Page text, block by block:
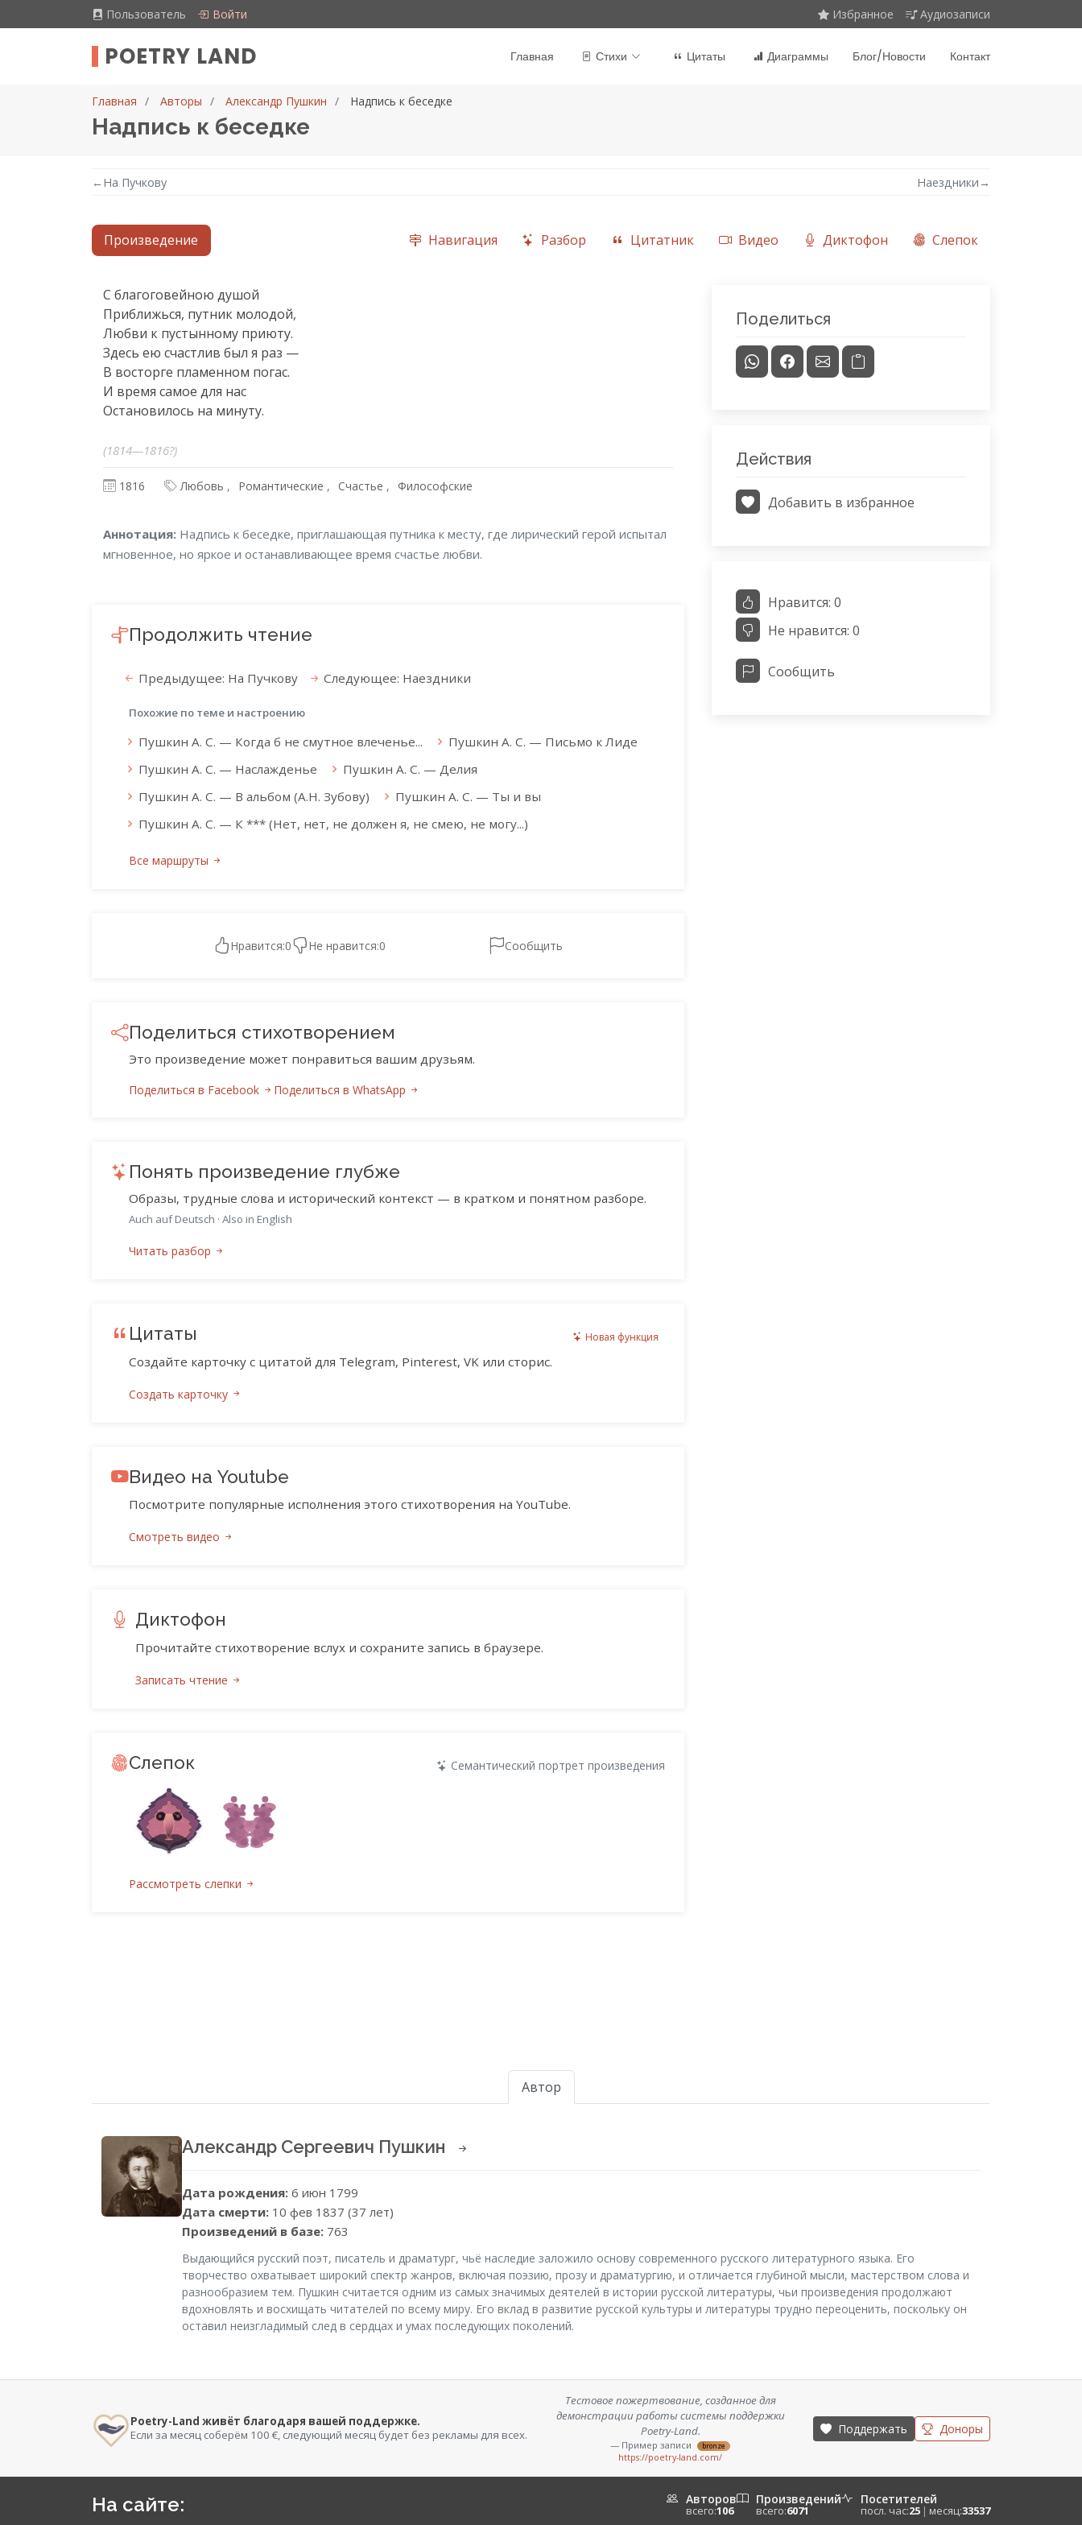
Пользователь Войти Избранное Аудиозаписи
POETRY LAND Главная Стихи Цитаты Диаграммы Блог/Новости Контакт
Главная Авторы Александр Пушкин Надпись к беседке
Надпись к беседке
← На Пучкову Наездники →
Произведение Навигация Разбор Цитатник Видео Диктофон Слепок
Текст произведения
С благоговейною душой
Приближься, путник молодой,
Любви к пустынному приюту.
Здесь ею счастлив был я раз —
В восторге пламенном погас.
И время самое для нас
Остановилось на минуту.
(1814—1816?)
1816 Любовь Романтические Счастье Философские
Аннотация
Аннотация: Надпись к беседке, приглашающая путника к месту, где лирический герой испытал
мгновенное, но яркое и останавливающее время счастье любви.
Продолжить чтение
Предыдущее: На Пучкову Следующее: Наездники
Похожие по теме и настроению
Пушкин А. С. — Когда б не смутное влеченье...
Пушкин А. С. — Письмо к Лиде
Пушкин А. С. — Наслажденье
Пушкин А. С. — Делия
Пушкин А. С. — В альбом (А.Н. Зубову)
Пушкин А. С. — Ты и вы
Пушкин А. С. — К *** (Нет, нет, не должен я, не смею, не могу...)
Все маршруты
Нравится:0 Не нравится:0 Сообщить
Поделиться стихотворением
Это произведение может понравиться вашим друзьям.
Поделиться в Facebook Поделиться в WhatsApp
Понять произведение глубже
Образы, трудные слова и исторический контекст — в кратком и понятном разборе.
Auch auf Deutsch · Also in English
Читать разбор
Цитаты Новая функция
Создайте карточку с цитатой для Telegram, Pinterest, VK или сторис.
Создать карточку
Видео на Youtube
Посмотрите популярные исполнения этого стихотворения на YouTube.
Смотреть видео
Диктофон
Прочитайте стихотворение вслух и сохраните запись в браузере.
Записать чтение
Слепок Семантический портрет произведения
Рассмотреть слепки
Поделиться
Действия
Добавить в избранное
Нравится: 0
Не нравится: 0
Сообщить
Автор
Александр Сергеевич Пушкин
Дата рождения: 6 июн 1799
Дата смерти: 10 фев 1837 (37 лет)
Произведений в базе: 763
Выдающийся русский поэт, писатель и драматург, чьё наследие заложило основу современного русского литературного языка. Его
творчество охватывает широкий спектр жанров, включая поэзию, прозу и драматургию, и отличается глубиной мысли, мастерством слова и
разнообразием тем. Пушкин считается одним из самых значимых деятелей в истории русской литературы, чьи произведения продолжают
вдохновлять и восхищать читателей по всему миру. Его вклад в развитие русской культуры и литературы трудно переоценить, поскольку он
оставил неизгладимый след в сердцах и умах последующих поколений.
Poetry-Land живёт благодаря вашей поддержке.
Если за месяц соберём 100 €, следующий месяц будет без рекламы для всех.
Тестовое пожертвование, созданное для
демонстрации работы системы поддержки
Poetry-Land.
— Пример записи bronze
https://poetry-land.com/
Поддержать Доноры
На сайте: Авторов
всего:106
Произведений
всего:6071
Посетителей
посл. час:25 | месяц:33537